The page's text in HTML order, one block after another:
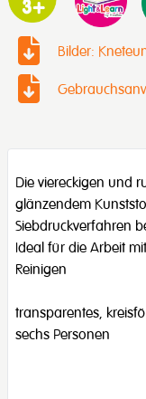
Bilder:
Die viereckigen und
glänzendem
Siebdruckverfahren
Ideal für die Arbeit
Reinigen
transparentes,
sechs Personen